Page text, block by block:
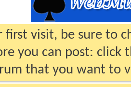
first visit, be sure to
you can post: click
that you want to